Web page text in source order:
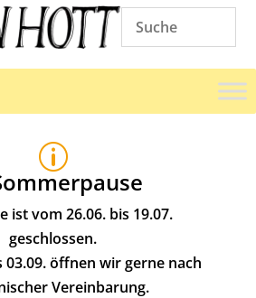
p
ist vom 26.06. bis 19.07.
geschlossen.
03.09. öffnen wir gerne nach
Vereinbarung.